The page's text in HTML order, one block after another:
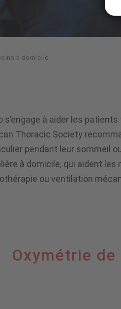
à domicile
s’engage à aider les
Thoracic Society
pendant leur sommeil
à domicile, qui aident
ou ventilation
Oxymétrie